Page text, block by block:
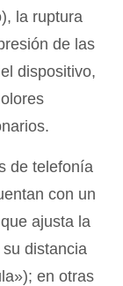
la ruptura
de las
dispositivo,
de telefonía
con un
ajusta la
distancia
en otras